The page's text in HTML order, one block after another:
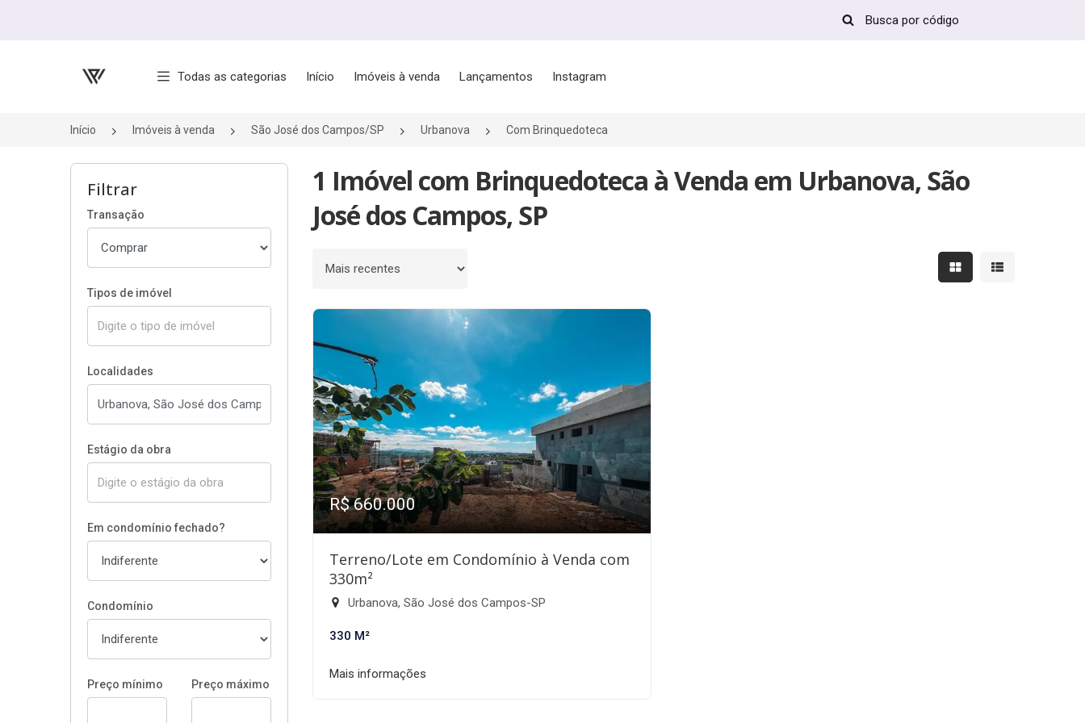
Página inicial
Todas as categorias Início Imóveis à venda Lançamentos Instagram
Início Imóveis à venda São José dos Campos/SP Urbanova Com Brinquedoteca
Filtrar
Transação
Tipos de imóvel
Localidades
Estágio da obra
Em condomínio fechado?
Condomínio
Preço mínimo Preço máximo
1 Imóvel com Brinquedoteca à Venda em Urbanova, São
José dos Campos, SP
Ordenar por Mostrar resultados em
Mostrar
R$ 660.000
Terreno/Lote em Condomínio à Venda com
330m²
Urbanova, São José dos Campos-SP
330 M²
Mais informações